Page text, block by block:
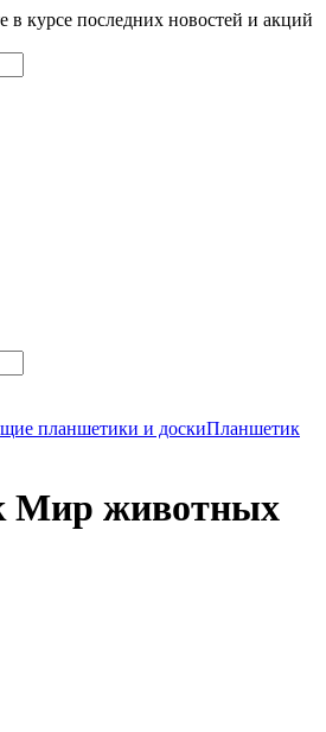
в курсе последних новостей и акций
планшетики и доскиПланшетик
Мир животных